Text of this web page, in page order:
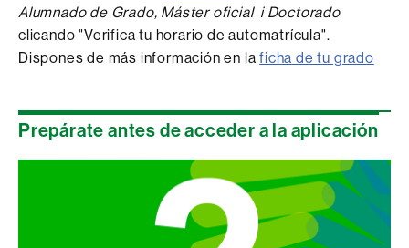
Alumnado de Grado, Máster oficial i Doctorado
clicando "Verifica tu horario de automatrícula".
Dispones de más información en laficha de tu grado
Prepárate antes de acceder a la aplicación